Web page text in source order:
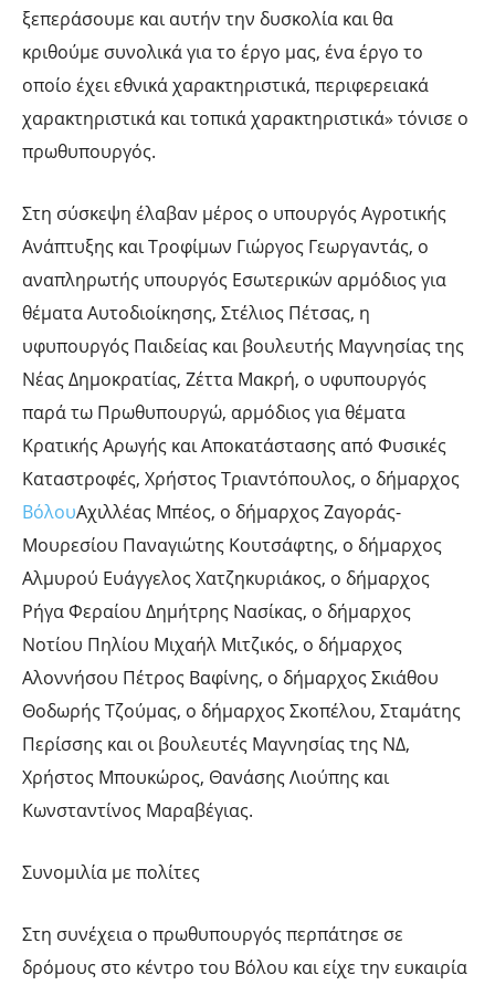
ξεπεράσουμε και αυτήν την δυσκολία και θα
κριθούμε συνολικά για το έργο μας, ένα έργο το
οποίο έχει εθνικά χαρακτηριστικά, περιφερειακά
χαρακτηριστικά και τοπικά χαρακτηριστικά» τόνισε ο
πρωθυπουργός.
Στη σύσκεψη έλαβαν μέρος ο υπουργός Αγροτικής
Ανάπτυξης και Τροφίμων Γιώργος Γεωργαντάς, ο
αναπληρωτής υπουργός Εσωτερικών αρμόδιος για
θέματα Αυτοδιοίκησης, Στέλιος Πέτσας, η
υφυπουργός Παιδείας και βουλευτής Μαγνησίας της
Νέας Δημοκρατίας, Ζέττα Μακρή, ο υφυπουργός
παρά τω Πρωθυπουργώ, αρμόδιος για θέματα
Κρατικής Αρωγής και Αποκατάστασης από Φυσικές
Καταστροφές, Χρήστος Τριαντόπουλος, ο δήμαρχος
ΒόλουΑχιλλέας Μπέος, ο δήμαρχος Ζαγοράς-
Μουρεσίου Παναγιώτης Κουτσάφτης, ο δήμαρχος
Αλμυρού Ευάγγελος Χατζηκυριάκος, ο δήμαρχος
Ρήγα Φεραίου Δημήτρης Νασίκας, ο δήμαρχος
Νοτίου Πηλίου Μιχαήλ Μιτζικός, ο δήμαρχος
Αλοννήσου Πέτρος Βαφίνης, ο δήμαρχος Σκιάθου
Θοδωρής Τζούμας, ο δήμαρχος Σκοπέλου, Σταμάτης
Περίσσης και οι βουλευτές Μαγνησίας της ΝΔ,
Χρήστος Μπουκώρος, Θανάσης Λιούπης και
Κωνσταντίνος Μαραβέγιας.
Συνομιλία με πολίτες
Στη συνέχεια ο πρωθυπουργός περπάτησε σε
δρόμους στο κέντρο του Βόλου και είχε την ευκαιρία